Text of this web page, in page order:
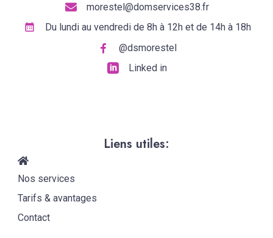
morestel@domservices38.fr
Du lundi au vendredi de 8h à 12h et de 14h à 18h
@dsmorestel
Linked in
Liens utiles:
Nos services
Tarifs & avantages
Contact